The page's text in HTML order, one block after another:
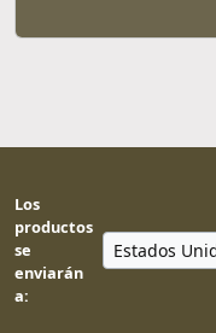
Los
productos
se
enviarán
a: